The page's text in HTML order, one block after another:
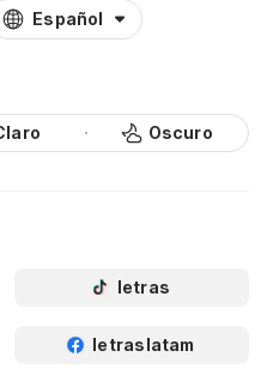
Español
Oscuro
letras
letraslatam